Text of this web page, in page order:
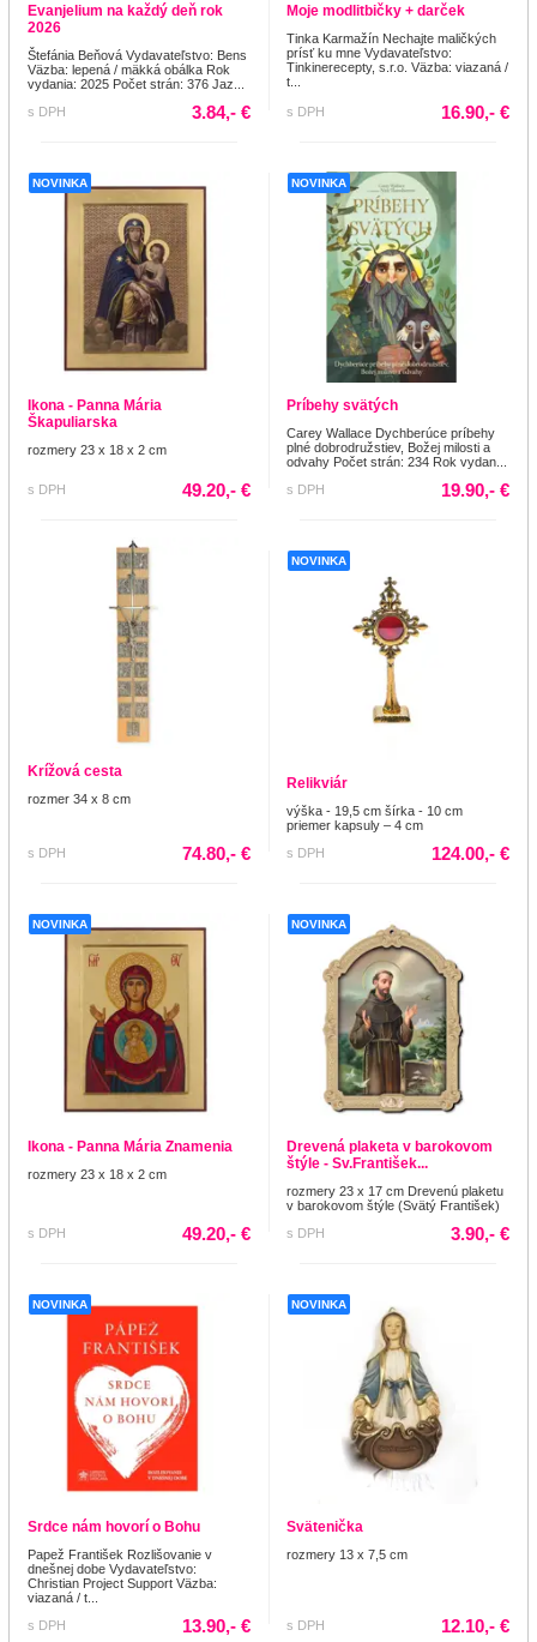
Evanjelium na každý deň rok
2026
Štefánia Beňová Vydavateľstvo: Bens
Väzba: lepená / mäkká obálka Rok
vydania: 2025 Počet strán: 376 Jaz...
s DPH
3.84,- €
Moje modlitbičky + darček
Tinka Karmažín Nechajte maličkých
prísť ku mne Vydavateľstvo:
Tinkinerecepty, s.r.o. Väzba: viazaná /
t...
s DPH 16.90,- €
NOVINKA
Ikona - Panna Mária
Škapuliarska
rozmery 23 x 18 x 2 cm
s DPH 49.20,- €
NOVINKA
Príbehy svätých
Carey Wallace Dychberúce príbehy
plné dobrodružstiev, Božej milosti a
odvahy Počet strán: 234 Rok vydan...
s DPH
19.90,- €
Krížová cesta
rozmer 34 x 8 cm
s DPH 74.80,- €
NOVINKA
Relikviár
výška - 19,5 cm šírka - 10 cm
priemer kapsuly – 4 cm
s DPH
124.00,- €
NOVINKA
Ikona - Panna Mária Znamenia
rozmery 23 x 18 x 2 cm
s DPH 49.20,- €
NOVINKA
Drevená plaketa v barokovom
štýle - Sv.František...
rozmery 23 x 17 cm Drevenú plaketu
v barokovom štýle (Svätý František)
s DPH
3.90,- €
NOVINKA
Srdce nám hovorí o Bohu
Papež František Rozlišovanie v
dnešnej dobe Vydavateľstvo:
Christian Project Support Väzba:
viazaná / t...
s DPH
13.90,- €
NOVINKA
Svätenička
rozmery 13 x 7,5 cm
s DPH 12.10,- €